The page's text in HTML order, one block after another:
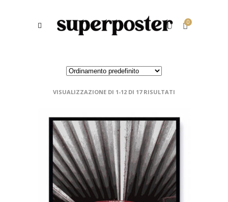
0
VISUALIZZAZIONE DI 1-12 DI 17 RISULTATI